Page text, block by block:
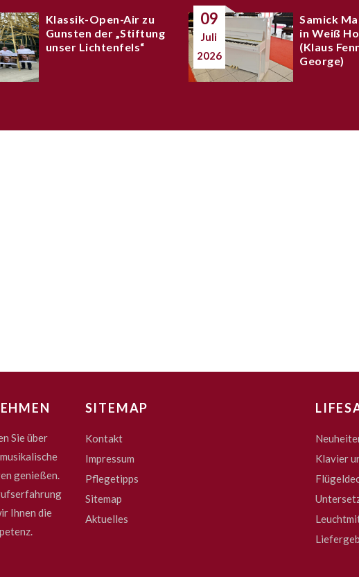
Klassik-Open-Air zu
Gunsten der „Stiftung
unser Lichtenfels“
09
Juli
2026
Samick
in Weiß
(Klaus
George)
Sie über
genießen.
Ihnen die
SITEMAP
Kontakt
Impressum
Pflegetipps
Sitemap
Aktuelles
Klavier